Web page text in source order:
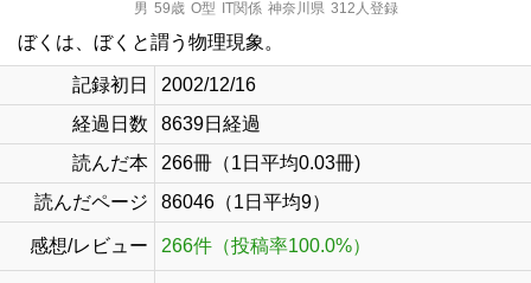
男 59歳 O型 IT関係 神奈川県 312人登録
ぼくは、ぼくと謂う物理現象。
記録初日
2002/12/16
経過日数
8639日経過
読んだ本
266冊（1日平均0.03冊)
読んだページ
86046（1日平均9）
感想/レビュー 266件（投稿率100.0%）